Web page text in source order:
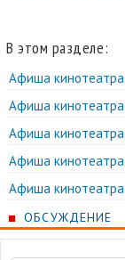
В этом разделе:
Афиша
Афиша
Афиша кинотеатра
Афиша
Афиша
ОБСУЖДЕНИЕ